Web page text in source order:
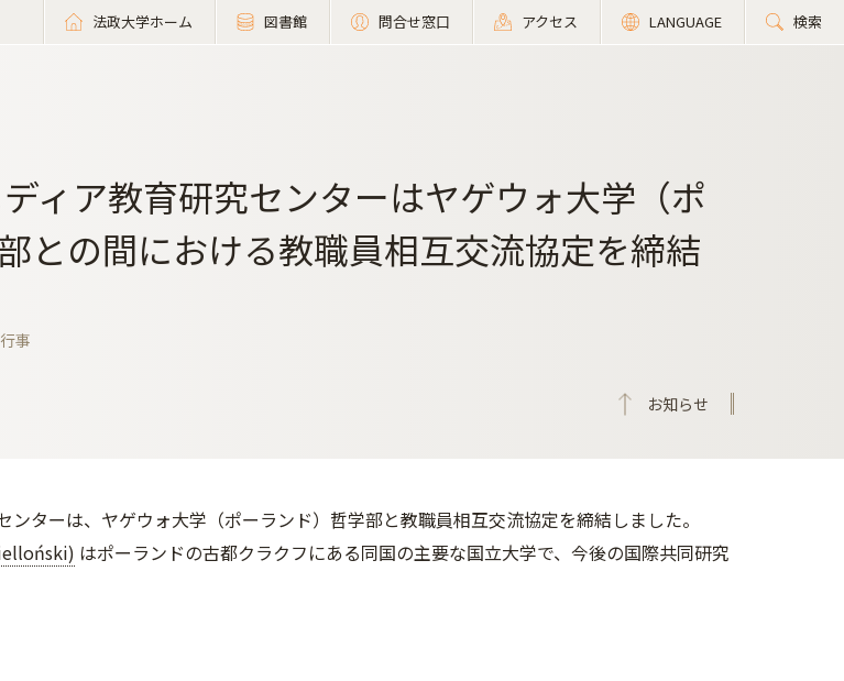
法政大学ホーム 図書館 問合せ窓口 アクセス LANGUAGE 検索
ィア教育研究センターはヤゲウォ大学（ポ
との間における教職員相互交流協定を締結
事
お知らせ
ンターは、ヤゲウォ大学（ポーランド）哲学部と教職員相互交流協定を締結しました。
はポーランドの古都クラクフにある同国の主要な国立大学で、今後の国際共同研究